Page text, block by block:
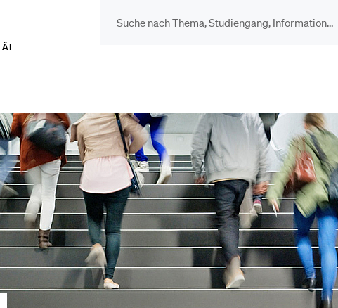
Lehrpersonen
Studien­interessierte
Studierende
Bibliothek
Menuplan